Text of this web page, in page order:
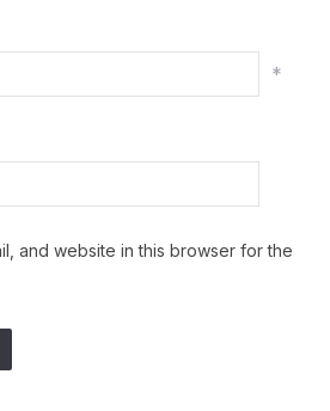
*
and website in this browser for the